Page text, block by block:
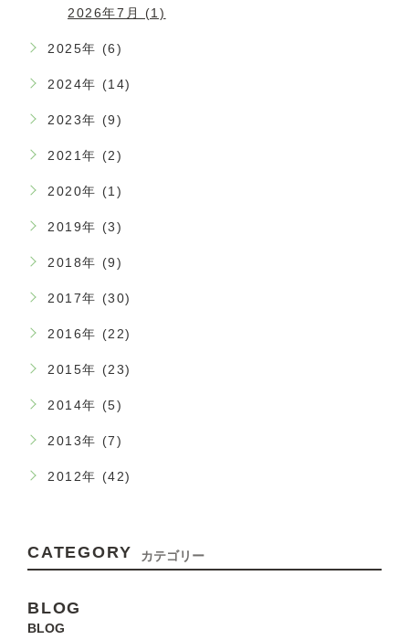
2026年7月 (1)
2025年 (6)
2024年 (14)
2023年 (9)
2021年 (2)
2020年 (1)
2019年 (3)
2018年 (9)
2017年 (30)
2016年 (22)
2015年 (23)
2014年 (5)
2013年 (7)
2012年 (42)
CATEGORY カテゴリー
BLOG
BLOG